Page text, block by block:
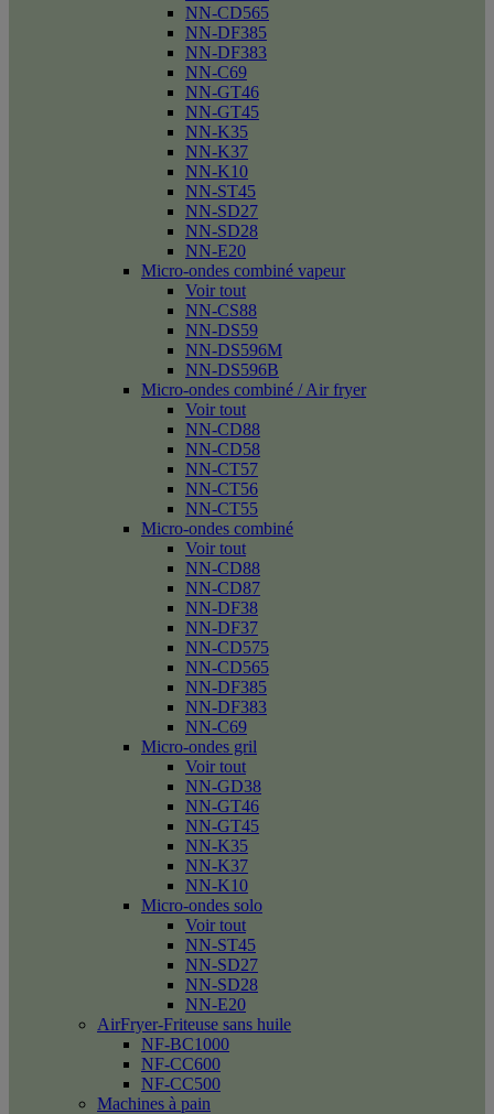
NN-CD565
NN-DF385
NN-DF383
NN-C69
NN-GT46
NN-GT45
NN-K35
NN-K37
NN-K10
NN-ST45
NN-SD27
NN-SD28
NN-E20
Micro-ondes combiné vapeur
Voir tout
NN-CS88
NN-DS59
NN-DS596M
NN-DS596B
Micro-ondes combiné / Air fryer
Voir tout
NN-CD88
NN-CD58
NN-CT57
NN-CT56
NN-CT55
Micro-ondes combiné
Voir tout
NN-CD88
NN-CD87
NN-DF38
NN-DF37
NN-CD575
NN-CD565
NN-DF385
NN-DF383
NN-C69
Micro-ondes gril
Voir tout
NN-GD38
NN-GT46
NN-GT45
NN-K35
NN-K37
NN-K10
Micro-ondes solo
Voir tout
NN-ST45
NN-SD27
NN-SD28
NN-E20
AirFryer-Friteuse sans huile
NF-BC1000
NF-CC600
NF-CC500
Machines à pain